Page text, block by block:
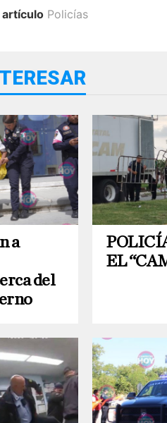
artículo Policías
a
del
EL